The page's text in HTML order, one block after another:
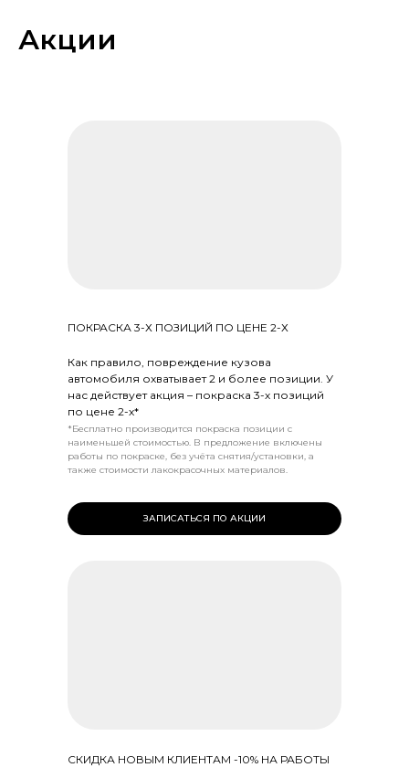
Акции
СКИДКА НОВЫМ КЛИЕНТАМ -10% НА РАБОТЫ
ПОКРАСКА 3-Х ПОЗИЦИЙ ПО ЦЕНЕ 2-Х
*Бесплатно производится покраска позиции с
наименьшей стоимостью. В предложение включены
работы по покраске, без учёта снятия/установки, а
также стоимости лакокрасочных материалов.
Как правило, повреждение кузова
автомобиля охватывает 2 и более позиции. У
нас действует акция – покраска 3-х позиций
по цене 2-х*
ЗАПИСАТЬСЯ ПО АКЦИИ